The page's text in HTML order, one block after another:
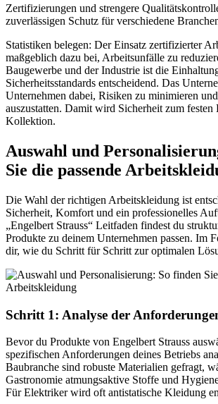
Zertifizierungen und strengere
zuverlässigen Schutz für verschiedene
Statistiken belegen: Der Einsatz zertifizierter
maßgeblich dazu bei, Arbeitsunfälle zu
Baugewerbe und der Industrie ist die
Sicherheitsstandards entscheidend. Das
Unternehmen dabei, Risiken zu minimieren
auszustatten. Damit wird Sicherheit zum festen
Kollektion.
Auswahl und
Sie die passende
Die Wahl der richtigen Arbeitskleidung ist
Sicherheit, Komfort und ein professionelles
„Engelbert Strauss“ Leitfaden findest du
Produkte zu deinem Unternehmen passen. Im
dir, wie du Schritt für Schritt zur optimalen
Schritt 1: Analyse der
Bevor du Produkte von Engelbert Strauss
spezifischen Anforderungen deines Betriebs
Baubranche sind robuste Materialien gefragt,
Gastronomie atmungsaktive Stoffe und
Für Elektriker wird oft antistatische Kleidung